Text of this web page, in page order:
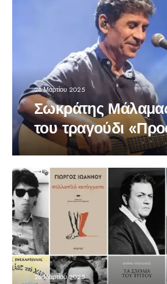
26 Μαρτίου 2025
Σωκράτης
του τραγούδι
τους ιδιαίτερους
26 Μαρτίου 2025